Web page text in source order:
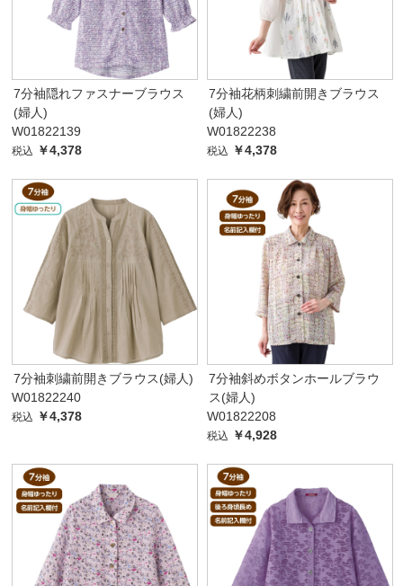
7分袖隠れファスナーブラウス
(婦人)
W01822139
税込 ￥4,378
7分袖花柄刺繍前開きブラウス
(婦人)
W01822238
税込 ￥4,378
7分袖刺繍前開きブラウス(婦人)
W01822240
税込 ￥4,378
7分袖斜めボタンホールブラウ
ス(婦人)
W01822208
税込 ￥4,928